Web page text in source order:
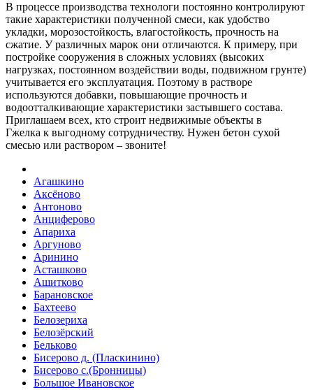
В процессе производства технологи постоянно контролируют
такие характеристики полученной смеси, как удобство
укладки, морозостойкость, влагостойкость, прочность на
сжатие. У различных марок они отличаются. К примеру, при
постройке сооружения в сложных условиях (высоких
нагрузках, постоянном воздействии воды, подвижном грунте)
учитывается его эксплуатация. Поэтому в растворе
используются добавки, повышающие прочность и
водоотталкивающие характеристики застывшего состава.
Приглашаем всех, кто строит недвижимые объекты в
Гжелка к выгодному сотрудничеству. Нужен бетон сухой
смесью или раствором – звоните!
Агашкино
Аксёново
Антоново
Анциферово
Апариха
Аргуново
Аринино
Асташково
Ашитково
Барановское
Бахтеево
Белозериха
Белозёрский
Бельково
Бисерово д. (Пласкинино)
Бисерово с.(Бронницы)
Большое Ивановское